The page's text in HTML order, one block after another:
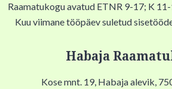
Raamatukogu avatud ETNR 9-17; K
Kuu viimane tööpäev suletud
Habaja
Kose mnt. 19, Habaja alevik,